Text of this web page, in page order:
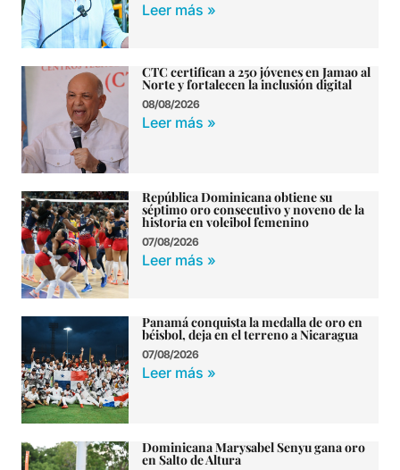
Leer más »
CTC certifican a 250 jóvenes en Jamao al
Norte y fortalecen la inclusión digital
08/08/2026
Leer más »
República Dominicana obtiene su
séptimo oro consecutivo y noveno de la
historia en voleibol femenino
07/08/2026
Leer más »
Panamá conquista la medalla de oro en
béisbol, deja en el terreno a Nicaragua
07/08/2026
Leer más »
Dominicana Marysabel Senyu gana oro
en Salto de Altura